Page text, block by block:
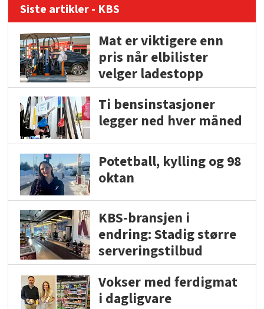
Siste artikler - KBS
Mat er viktigere enn
pris når elbilister
velger ladestopp
Ti bensinstasjoner
legger ned hver måned
Potetball, kylling og 98
oktan
KBS-bransjen i
endring: Stadig større
serveringstilbud
Vokser med ferdigmat
i dagligvare